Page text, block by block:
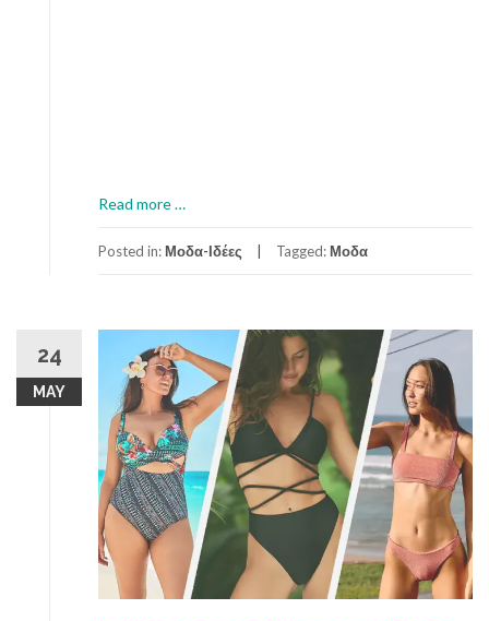
Read more
o
ι
α
τ
ί
ε
ί
ν
α
…
Posted in: Μοδα-Ιδέες Tagged: Μοδα
24
MAY